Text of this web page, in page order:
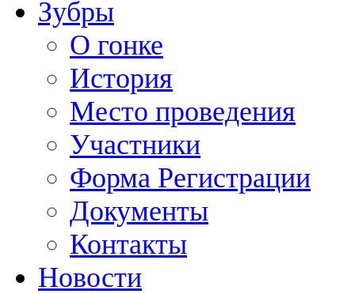
Зубры
О гонке
История
Место проведения
Участники
Форма Регистрации
Документы
Контакты
Новости